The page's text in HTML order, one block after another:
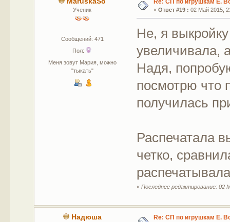
Ученик
Сообщений: 471
Пол:
Меня зовут Мария, можно
"тыкать"
Re: СП по игрушкам Е.
« Ответ #19 : 02 Май 2015,
Не, я
увеличивала,
Надя,
посмотрю что
получилась
Распечатала
четко,
«Последнее редактирование: 02
Надюша Re: СП по игрушкам Е.